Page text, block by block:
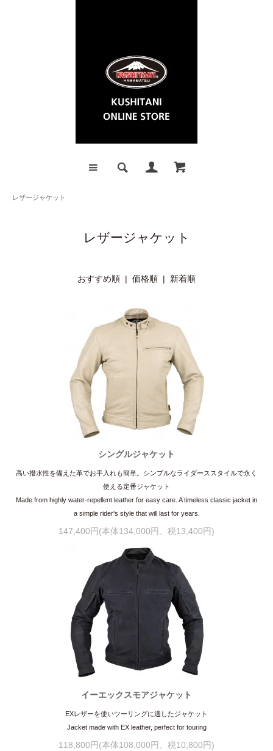
レザージャケット
レザージャケット
おすすめ順 | 価格順 | 新着順
シングルジャケット
高い撥水性を備えた革でお手入れも簡単。シンプルなライダーススタイルで永く
使える定番ジャケット
Made from highly water-repellent leather for easy care. A timeless classic jacket in
a simple rider's style that will last for years.
147,400円(本体134,000円、税13,400円)
イーエックスモアジャケット
EXレザーを使いツーリングに適したジャケット
Jacket made with EX leather, perfect for touring
118,800円(本体108,000円、税10,800円)